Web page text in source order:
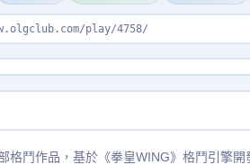
play/4758/
格鬥作品，基於《拳皇WING》格鬥引擎